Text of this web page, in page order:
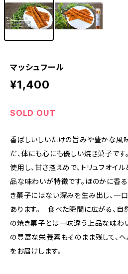
マッシュフール
¥1,400
SOLD OUT
香ばしいしいたけの旨みや豊かな風
だ、体にも心にも優しい焼き菓子で
使用し、甘さ控えめで、トリュフオイ
品な味わいが特徴です。ほのかに香
き菓子にはない深みを生み出し、一
あります。 食べた瞬間に広がる、自
の焼き菓子とは一味違う上品な味わ
の豊富な栄養素もそのまま残して、
をお届けします。